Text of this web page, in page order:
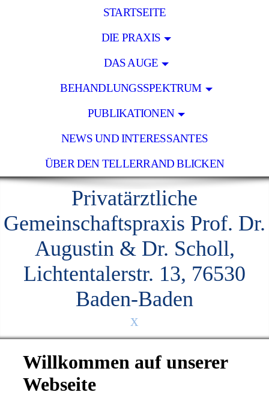
STARTSEITE
DIE PRAXIS
DAS AUGE
BEHANDLUNGSSPEKTRUM
PUBLIKATIONEN
NEWS UND INTERESSANTES
ÜBER DEN TELLERRAND BLICKEN
Privatärztliche
Gemeinschaftspraxis Prof. Dr.
Augustin & Dr. Scholl,
Lichtentalerstr. 13, 76530
Baden-Baden
x
Willkommen auf unserer
Webseite